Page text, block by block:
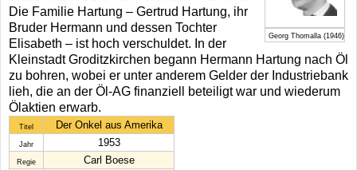
Georg Thomalla (1946)
Die Familie Hartung – Gertrud Hartung, ihr
Bruder Hermann und dessen Tochter
Elisabeth – ist hoch verschuldet. In der
Kleinstadt Groditzkirchen begann Hermann Hartung nach Öl
zu bohren, wobei er unter anderem Gelder der Industriebank
lieh, die an der Öl-AG finanziell beteiligt war und wiederum
Ölaktien erwarb.
Titel Der Onkel aus Amerika
Jahr 1953
Regie
Carl Boese